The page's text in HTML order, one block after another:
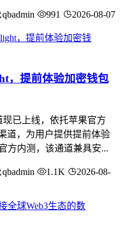
qbadmin 991 2026-08-07
，提前体验加密钱包
现已上线，依托苹果官方
道，为用户提供提前体验
方内测，该通道兼具安...
qbadmin 1.1K
2026-08-